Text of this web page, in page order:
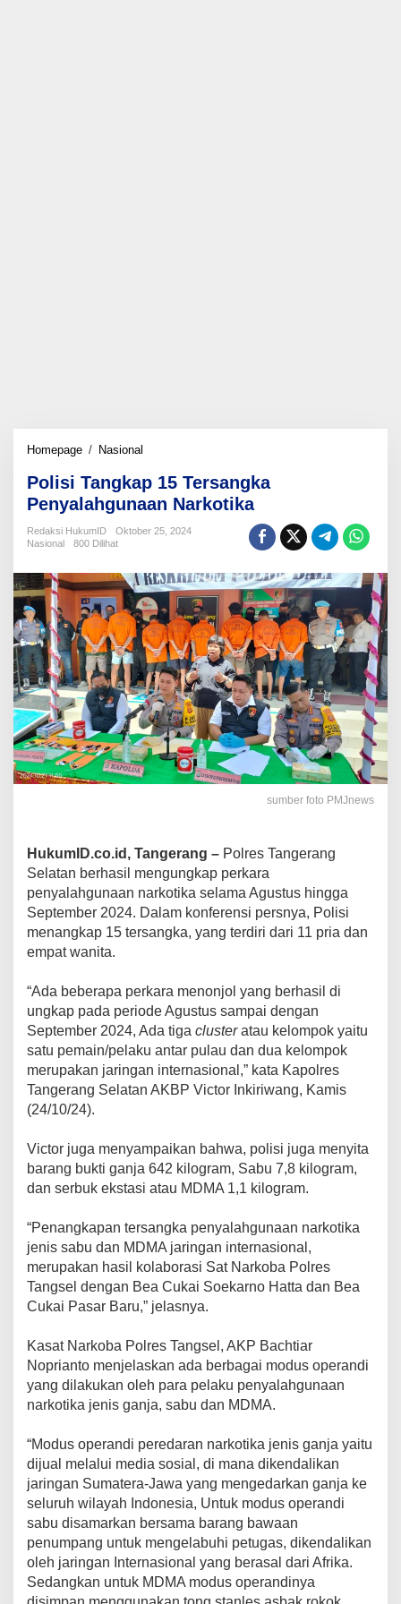
Homepage / Nasional
15
Tersangka
Penyalahgunaan
Narkotika
Polisi Tangkap 15 Tersangka
Penyalahgunaan Narkotika
Redaksi HukumID
Oktober 25, 2024
Nasional
800 Dilihat
sumber foto PMJnews
HukumID.co.id, Tangerang – Polres Tangerang
Selatan berhasil mengungkap perkara
penyalahgunaan narkotika selama Agustus hingga
September 2024. Dalam konferensi persnya, Polisi
menangkap 15 tersangka, yang terdiri dari 11 pria dan
empat wanita.
“Ada beberapa perkara menonjol yang berhasil di
ungkap pada periode Agustus sampai dengan
September 2024, Ada tiga clusteratau kelompok yaitu
satu pemain/pelaku antar pulau dan dua kelompok
merupakan jaringan internasional,” kata Kapolres
Tangerang Selatan AKBP Victor Inkiriwang, Kamis
(24/10/24).
Victor juga menyampaikan bahwa, polisi juga menyita
barang bukti ganja 642 kilogram, Sabu 7,8 kilogram,
dan serbuk ekstasi atau MDMA 1,1 kilogram.
“Penangkapan tersangka penyalahgunaan narkotika
jenis sabu dan MDMA jaringan internasional,
merupakan hasil kolaborasi Sat Narkoba Polres
Tangsel dengan Bea Cukai Soekarno Hatta dan Bea
Cukai Pasar Baru,” jelasnya.
Kasat Narkoba Polres Tangsel, AKP Bachtiar
Noprianto menjelaskan ada berbagai modus operandi
yang dilakukan oleh para pelaku penyalahgunaan
narkotika jenis ganja, sabu dan MDMA.
“Modus operandi peredaran narkotika jenis ganja yaitu
dijual melalui media sosial, di mana dikendalikan
jaringan Sumatera-Jawa yang mengedarkan ganja ke
seluruh wilayah Indonesia, Untuk modus operandi
sabu disamarkan bersama barang bawaan
penumpang untuk mengelabuhi petugas, dikendalikan
oleh jaringan Internasional yang berasal dari Afrika.
Sedangkan untuk MDMA modus operandinya